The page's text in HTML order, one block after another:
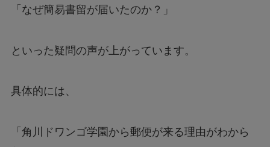
トワン賞を手に入れる方法とは？
「なぜ簡易書留が届いたのか？」
といった疑問の声が上がっています。
具体的には、
「角川ドワンゴ学園から郵便が来る理由がわから